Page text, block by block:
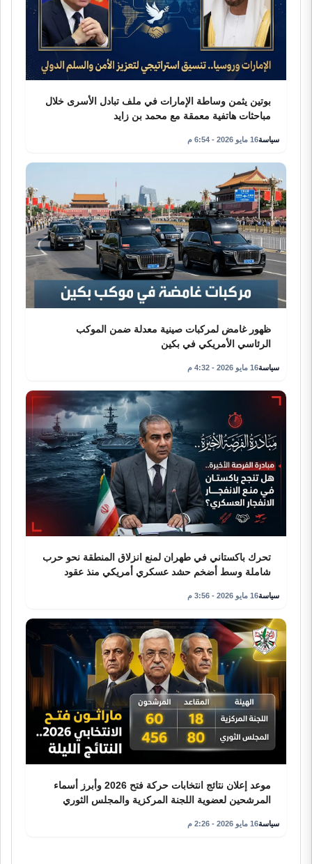
بوتين يثمن وساطة الإمارات في ملف تبادل الأسرى خلال
مباحثات هاتفية معمقة مع محمد بن زايد
سياسة16 مايو 2026 - 6:54 م
ظهور غامض لمركبات صينية معدلة ضمن الموكب
الرئاسي الأمريكي في بكين
سياسة16 مايو 2026 - 4:32 م
تحرك باكستاني في طهران لمنع انزلاق المنطقة نحو حرب
شاملة وسط أضخم حشد عسكري أمريكي منذ عقود
سياسة16 مايو 2026 - 3:56 م
موعد إعلان نتائج انتخابات حركة فتح 2026 وأبرز أسماء
المرشحين لعضوية اللجنة المركزية والمجلس الثوري
سياسة16 مايو 2026 - 2:26 م